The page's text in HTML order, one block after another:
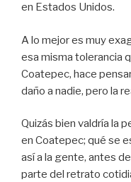
en Estados Unidos.
A lo mejor es muy
esa misma tolerancia
Coatepec, hace
daño a nadie, pero la
Quizás bien valdría la
en Coatepec; qué se
así a la gente, antes
parte del retrato